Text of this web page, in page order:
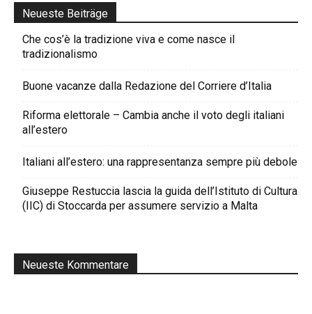
Neueste Beiträge
Che cos’è la tradizione viva e come nasce il
tradizionalismo
Buone vacanze dalla Redazione del Corriere d’Italia
Riforma elettorale – Cambia anche il voto degli italiani
all’estero
Italiani all’estero: una rappresentanza sempre più debole
Giuseppe Restuccia lascia la guida dell’Istituto di Cultura
(IIC) di Stoccarda per assumere servizio a Malta
Neueste Kommentare